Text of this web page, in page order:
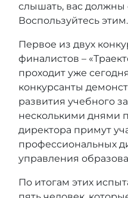
слышать, вас должны
Воспользуйтесь
Первое из двух
финалистов –
проходит уже
конкурсанты
развития учебного
несколькими днями
директора примут
профессиональных
управления
По итогам этих